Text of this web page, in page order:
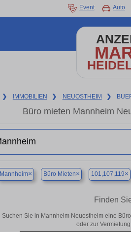
Event Auto
❯ IMMOBILIEN ❯ NEUOSTHEIM ❯
Büro mieten Mannheim
Mannheim× Büro Mieten× 101,107,119×
Finden
Suchen Sie in Mannheim Neuostheim eine
oder zur